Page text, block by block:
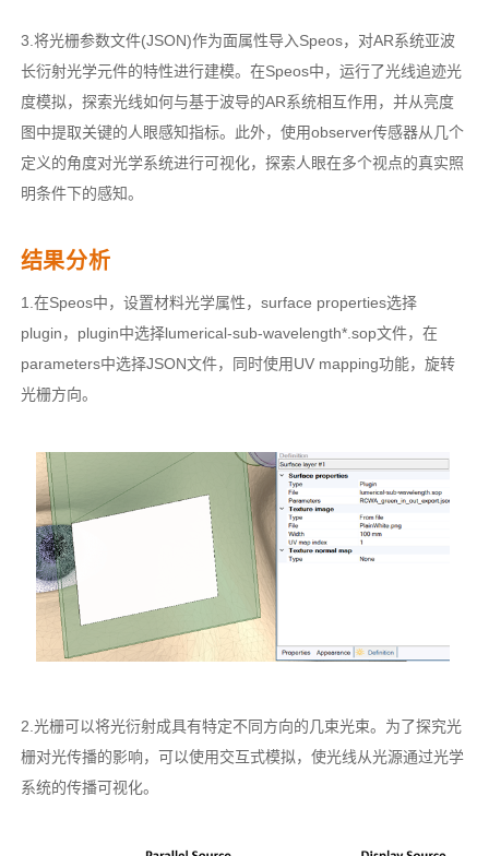
3.将光栅参数文件(JSON)作为面属性导入Speos，对AR系统亚波
长衍射光学元件的特性进行建模。在Speos中，运行了光线追迹光
度模拟，探索光线如何与基于波导的AR系统相互作用，并从亮度
图中提取关键的人眼感知指标。此外，使用observer传感器从几个
定义的角度对光学系统进行可视化，探索人眼在多个视点的真实照
明条件下的感知。
结果分析
1.在Speos中，设置材料光学属性，surface properties选择
plugin，plugin中选择lumerical-sub-wavelength*.sop文件，在
parameters中选择JSON文件，同时使用UV mapping功能，旋转
光栅方向。
2.光栅可以将光衍射成具有特定不同方向的几束光束。为了探究光
栅对光传播的影响，可以使用交互式模拟，使光线从光源通过光学
系统的传播可视化。